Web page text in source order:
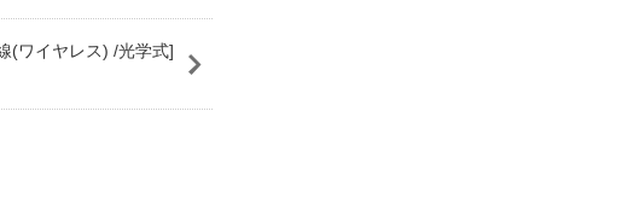
(ワイヤレス) /光学式]